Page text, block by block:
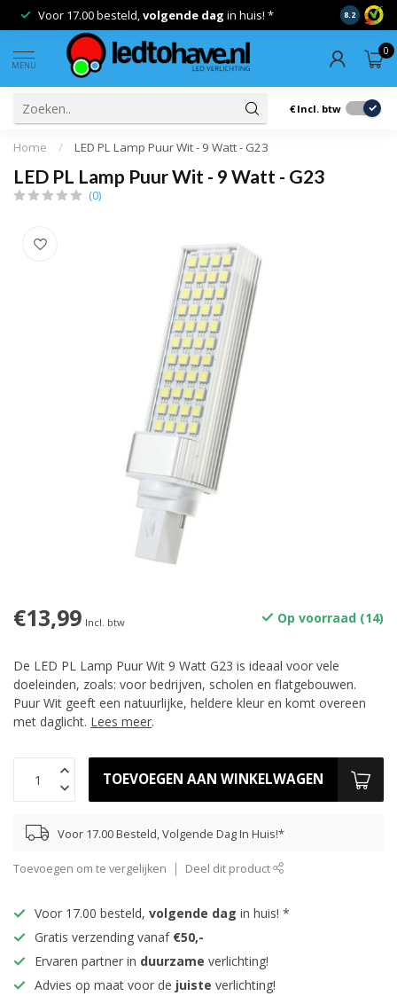
Voor 17.00 besteld,volgende dag in huis! * Gratis
8.2
MENU
0
€ Incl. btw
Home / LED PL Lamp Puur Wit - 9 Watt - G23
LED PL Lamp Puur Wit - 9 Watt - G23
(0)
€13,99 Incl. btw Op voorraad (14)
De LED PL Lamp Puur Wit 9 Watt G23 is ideaal voor vele
doeleinden, zoals: voor bedrijven, scholen en flatgebouwen.
Puur Wit geeft een natuurlijke, heldere kleur en komt overeen
met daglicht. Lees meer.
TOEVOEGEN AAN WINKELWAGEN
Voor 17.00 Besteld, Volgende Dag In Huis!*
Toevoegen om te vergelijken Deel dit product
Voor 17.00 besteld, volgende dag in huis! *
Gratis verzending vanaf €50,-
Ervaren partner in duurzame verlichting!
Advies op maat voor de juiste verlichting!